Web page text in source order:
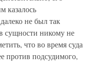
казалось
не был так
сущности никому не
что во время суда
против подсудимого,